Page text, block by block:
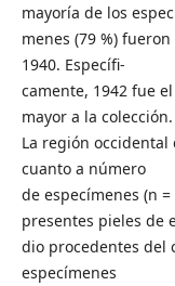
mayoría de los
menes (79 %)
1940. Específi-
camente, 1942 fue
mayor a la colección.
La región
cuanto a número
de especímenes (n
presentes pieles de
dio procedentes del
especímenes